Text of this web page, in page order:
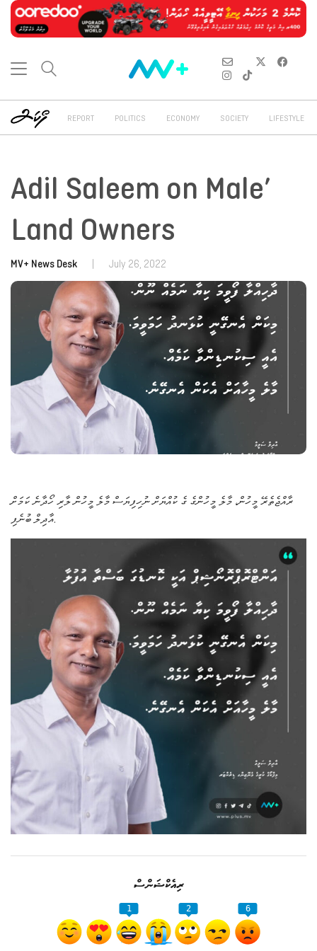
REPORT POLITICS ECONOMY SOCIETY LIFESTYLE
Adil Saleem on Male’
Land Owners
MV+ News Desk July 26, 2022
ރާއްޖެތެރޭ މީހުން، މާލެ މީހުންގެ ގެ ކުއްޔަށް ނުހިފިޔަސް މާލެ މީހުން ލާރި ހޯދާނެ ކަމަށް
އާދިލް ބުނެފި.
ރިއެކްޝަންސް
1 2 6